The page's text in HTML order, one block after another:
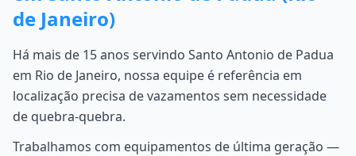
de Janeiro)
Há mais de 15 anos servindo Santo Antonio de Padua
em Rio de Janeiro, nossa equipe é referência em
localização precisa de vazamentos sem necessidade
de quebra-quebra.
Trabalhamos com equipamentos de última geração —